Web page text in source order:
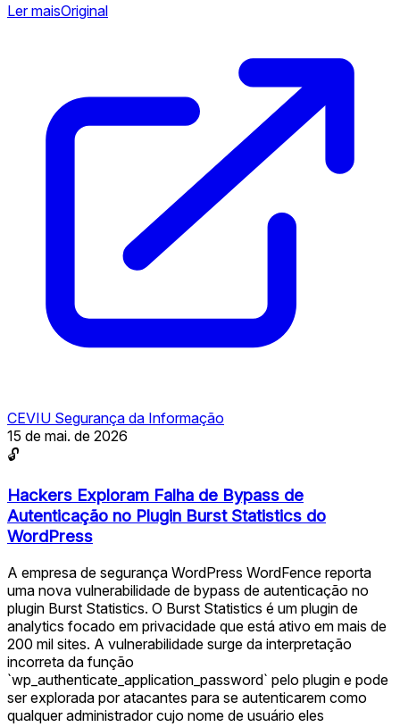
Ler maisOriginal
CEVIU Segurança da Informação
15 de mai. de 2026
🔓
Hackers Exploram Falha de Bypass de
Autenticação no Plugin Burst Statistics do
WordPress
A empresa de segurança WordPress WordFence reporta
uma nova vulnerabilidade de bypass de autenticação no
plugin Burst Statistics. O Burst Statistics é um plugin de
analytics focado em privacidade que está ativo em mais de
200 mil sites. A vulnerabilidade surge da interpretação
incorreta da função
`wp_authenticate_application_password` pelo plugin e pode
ser explorada por atacantes para se autenticarem como
qualquer administrador cujo nome de usuário eles